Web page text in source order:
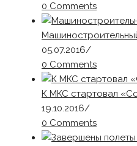
0 Comments
05.07.2016/
0 Comments
К МКС стартовал
19.10.2016/
0 Comments